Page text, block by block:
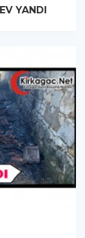
YANDI